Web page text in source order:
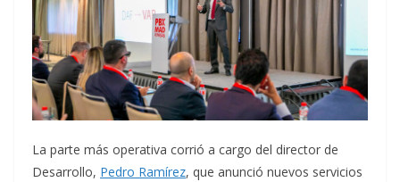
La parte más operativa corrió a cargo del director de
Desarrollo, Pedro Ramírez, que anunció nuevos servicios